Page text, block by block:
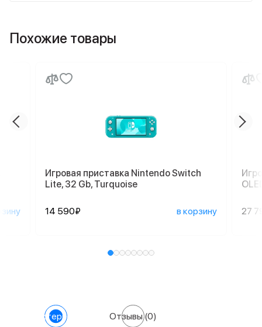
Похожие товары
Игровая приставка Nintendo Switch
Lite, 32 Gb, Turquoise
14 590₽ в корзину 27
Характеристики Отзывы(0)